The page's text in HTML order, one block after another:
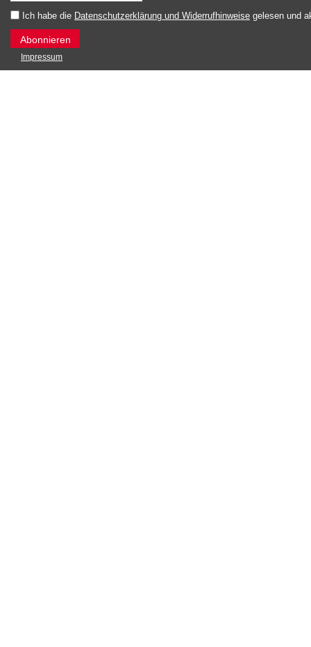
Ich habe die Datenschutzerklärung und Widerrufhinweise gelesen und
Impressum